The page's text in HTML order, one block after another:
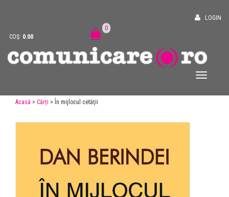
LOGIN
COȘ: 0.00
0
Acasă > Cărți > În mijlocul cetăţii